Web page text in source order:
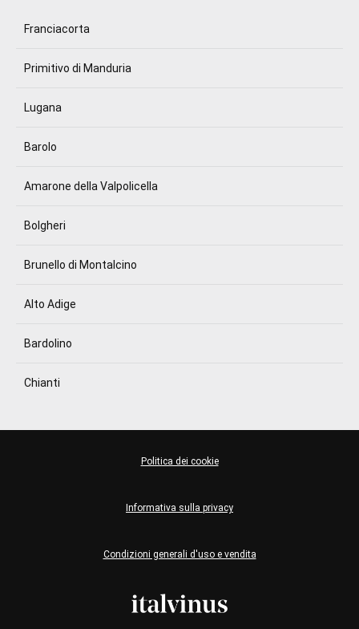
Franciacorta
Primitivo di Manduria
Lugana
Barolo
Amarone della Valpolicella
Bolgheri
Brunello di Montalcino
Alto Adige
Bardolino
Chianti
Condizioni generali d'uso e vendita
Informativa sulla privacy
Politica dei cookie